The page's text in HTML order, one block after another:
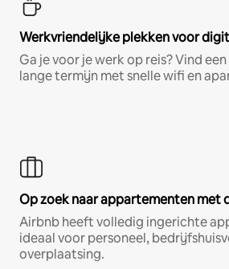
Werkvriendelijke plekken voor
Ga je voor je werk op reis? Vind
lange termijn met snelle wifi en
Op zoek naar appartementen met
Airbnb heeft volledig ingerichte
ideaal voor personeel,
overplaatsing.